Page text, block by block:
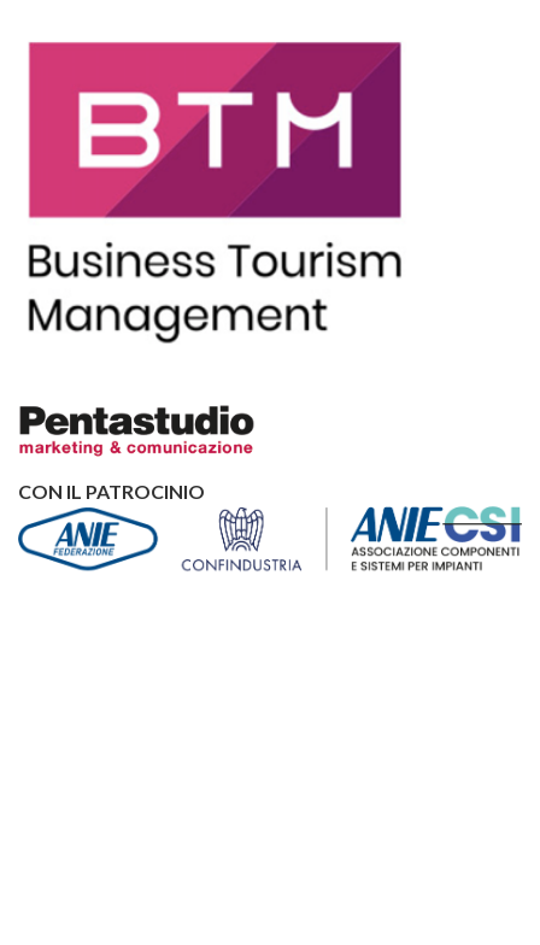
CON IL PATROCINIO